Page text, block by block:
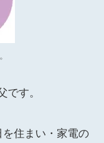
です。
住まい・家電の